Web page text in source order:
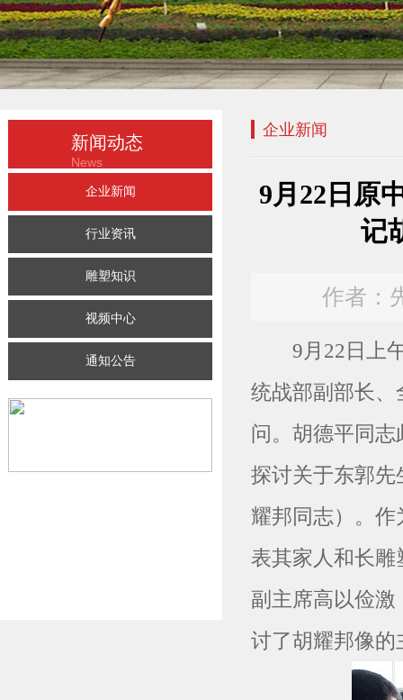
新闻动态
News
企业新闻
行业资讯
雕塑知识
视频中心
通知公告
企业新闻
9月22日原
记
作者：
9月22日上午
统战部副部长
问。胡德平同
探讨关于东郭先
耀邦同志）。
表其家人和长
副主席高以俭
讨了胡耀邦像